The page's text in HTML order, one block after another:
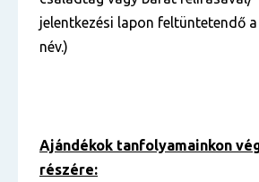
jelentkezési lapon feltüntetendő
név.)
Ajándékok tanfolyamainkon
részére: